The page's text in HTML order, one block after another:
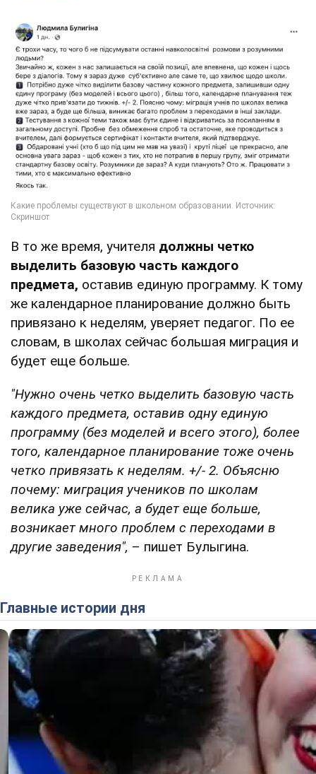
В то же время, учителя должны четко
выделить базовую часть каждого
предмета, оставив единую программу. К тому
же календарное планирование должно быть
привязано к неделям, уверяет педагог. По ее
словам, в школах сейчас большая миграция и
будет еще больше.
"Нужно очень четко выделить базовую часть
каждого предмета, оставив одну единую
программу (без моделей и всего этого), более
того, календарное планирование тоже очень
четко привязать к неделям. +/- 2. Объясню
почему: миграция учеников по школам
велика уже сейчас, а будет еще больше,
возникает много проблем с переходами в
другие заведения", – пишет Булыгина.
Главные истории дня